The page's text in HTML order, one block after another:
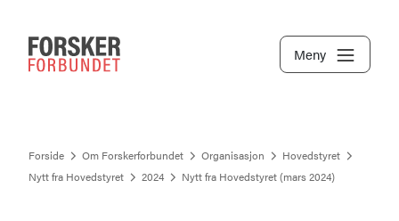
Meny
Forside Om Forskerforbundet Organisasjon
Hovedstyret
Nytt fra Hovedstyret
2024 Nytt fra Hovedstyret (mars 2024)